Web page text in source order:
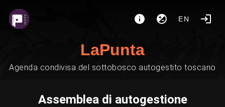
EN
LaPunta
Agenda condivisa del sottobosco autogestito toscano
Assemblea di autogestione